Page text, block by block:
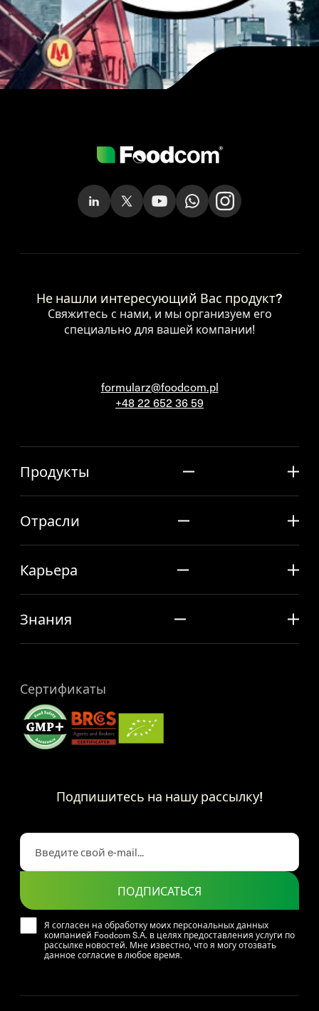
Не нашли интересующий Вас продукт?
Свяжитесь с нами, и мы организуем его
специально для вашей компании!
formularz@foodcom.pl
+48 22 652 36 59
Продукты
Отрасли
Карьера
Знания
Сертификаты
Подпишитесь на нашу рассылку!
Я согласен на обработку моих персональных данных
компанией Foodcom S.A. в целях предоставления услуги по
рассылке новостей. Мне известно, что я могу отозвать
данное согласие в любое время.
ПОДПИСАТЬСЯ